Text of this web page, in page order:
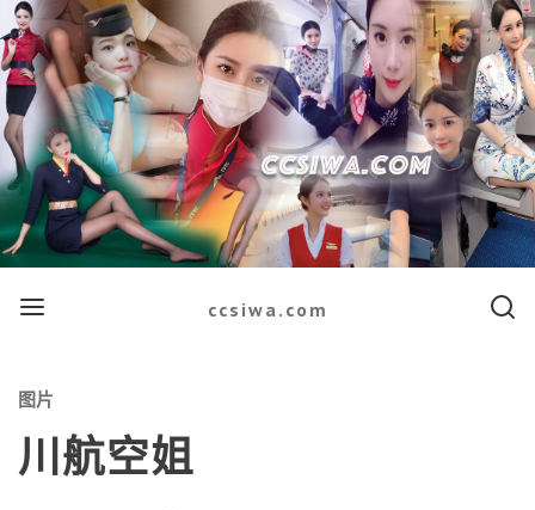
Menu ccsiwa.com Search
Categories
图片
川航空姐